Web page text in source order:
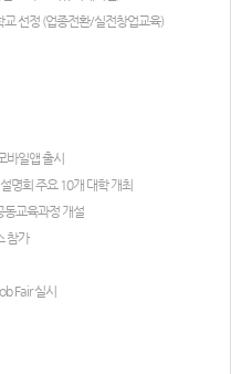
선정 (업종전환/실전창업교육)
바일앱 출시
명회 주요 10개 대학 개최
동교육과정 개설
참가
Fair 실시